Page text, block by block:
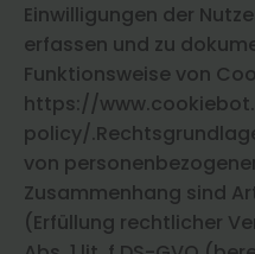
Einwilligungen der
erfassen und zu
Funktionsweise von
https://
policy/
von
Zusammenhang sind
(Erfüllung rechtlicher